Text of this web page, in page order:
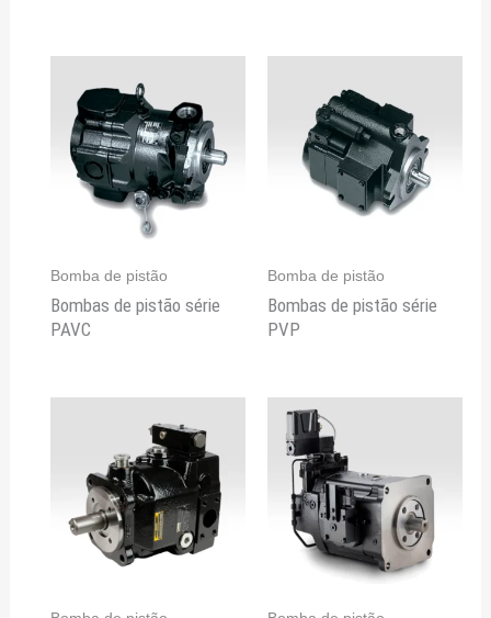
Bomba de pistão
Bombas de pistão série
PAVC
Bomba de pistão
Bombas de pistão série
PVP